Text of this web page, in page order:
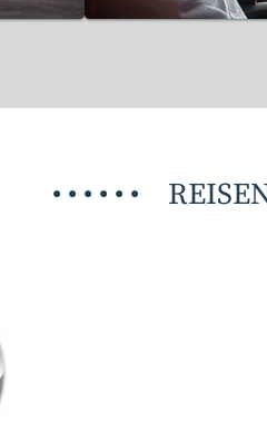
• • • • • •